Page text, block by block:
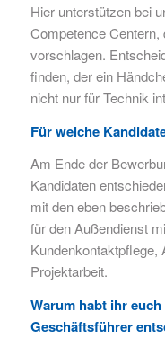
Hier unterstützen bei
Competence
vorschlagen.
finden, der ein
nicht nur für Technik
Für welche
Am Ende der
Kandidaten
mit den eben
für den Außendienst
Kundenkontaktpflege,
Projektarbeit.
Warum habt ihr
Geschäftsführer